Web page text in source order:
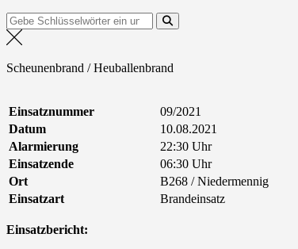
Suchen
nach:
Scheunenbrand / Heuballenbrand
Einsatznummer
09/2021
Datum
10.08.2021
Alarmierung
22:30 Uhr
Einsatzende
06:30 Uhr
Ort
B268 / Niedermennig
Einsatzart
Brandeinsatz
Einsatzbericht: